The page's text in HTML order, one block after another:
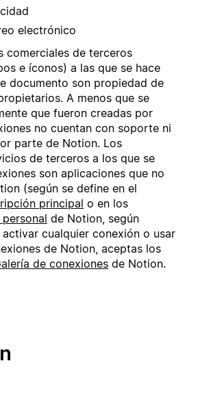
electrónico
comerciales de terceros
e íconos) a las que se hace
documento son propiedad de
A menos que se
que fueron creadas por
no cuentan con soporte ni
parte de Notion. Los
de terceros a los que se
son aplicaciones que no
(según se define en el
principal o en los
de Notion, según
cualquier conexión o usar
de Notion, aceptas los
de conexiones de Notion.